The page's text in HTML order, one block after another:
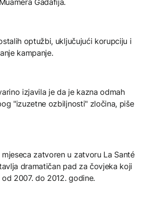
optužbi, uključujući korupciju i
kampanje.
izjavila je da je kazna odmah
"izuzetne ozbiljnosti" zločina, piše
zatvoren u zatvoru La Santé
dramatičan pad za čovjeka koji
2007. do 2012. godine.